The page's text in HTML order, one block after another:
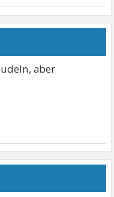
aber